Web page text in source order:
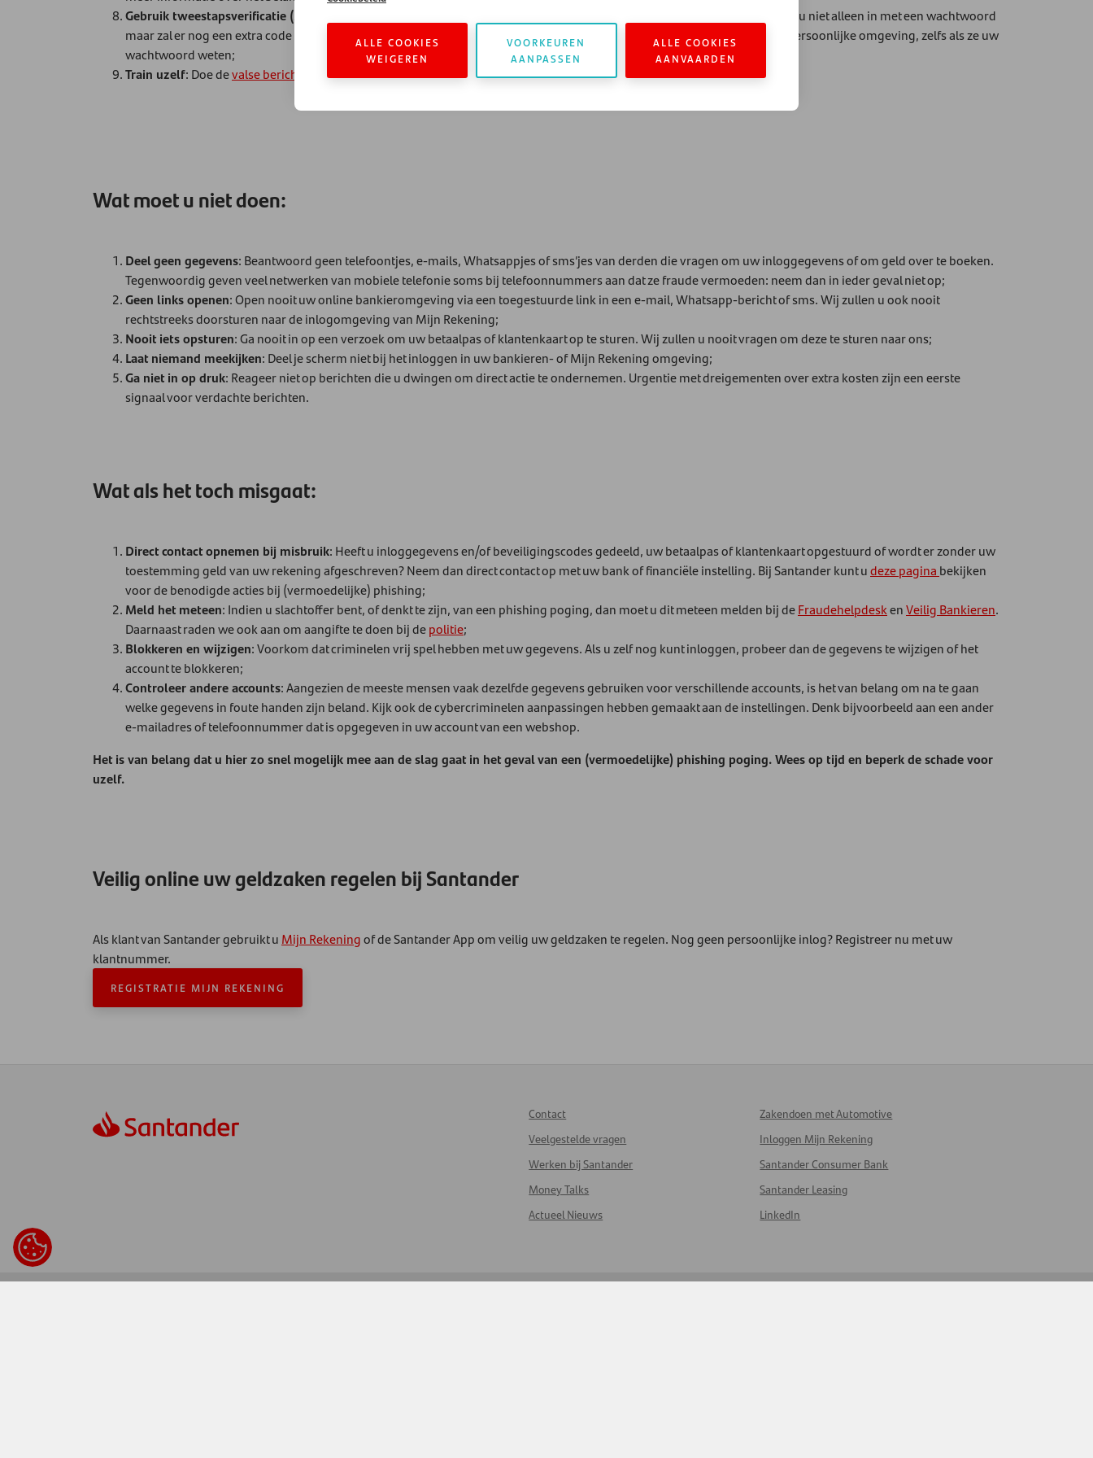
Gebruik tweestapsverificatie (2FA)
: Activeer waar mogelijk tweestapsverificatie voor uw bankomgeving en e-mail. Zo logt u niet alleen in met een wachtwoord
maar zal er nog een extra code of bevestiging nodig zijn. Op deze manier krijgen criminelen veel moeilijker toegang tot u persoonlijke omgeving, zelfs als ze uw
wachtwoord weten;
Train uzelf: Doe devalse berichtenquizvan de Fraudehelpdesk om uw alertheid te testen.
Wat moet u niet doen:
Deel geen gegevens: Beantwoord geen telefoontjes, e-mails, Whatsappjes of sms’jes van derden die vragen om uw inloggegevens of om geld over te boeken.
Tegenwoordig geven veel netwerken van mobiele telefonie soms bij telefoonnummers aan dat ze fraude vermoeden: neem dan in ieder geval niet op;
Geen links openen: Open nooit uw online bankieromgeving via een toegestuurde link in een e-mail, Whatsapp-bericht of sms. Wij zullen u ook nooit
rechtstreeks doorsturen naar de inlogomgeving van Mijn Rekening;
Nooit iets opsturen: Ga nooit in op een verzoek om uw betaalpas of klantenkaart op te sturen. Wij zullen u nooit vragen om deze te sturen naar ons;
Laat niemand meekijken: Deel je scherm niet bij het inloggen in uw bankieren- of Mijn Rekening omgeving;
Ga niet in op druk: Reageer niet op berichten die u dwingen om direct actie te ondernemen. Urgentie met dreigementen over extra kosten zijn een eerste
signaal voor verdachte berichten.
Wat als het toch misgaat:
Direct contact opnemen bij misbruik: Heeft u inloggegevens en/of beveiligingscodes gedeeld, uw betaalpas of klantenkaart opgestuurd of wordt er zonder uw
toestemming geld van uw rekening afgeschreven? Neem dan direct contact op met uw bank of financiële instelling. Bij Santander kunt udeze pagina bekijken
voor de benodigde acties bij (vermoedelijke) phishing;
Meld het meteen: Indien u slachtoffer bent, of denkt te zijn, van een phishing poging, dan moet u dit meteen melden bij deFraudehelpdeskenVeilig Bankieren.
Daarnaast raden we ook aan om aangifte te doen bij depolitie;
Blokkeren en wijzigen: Voorkom dat criminelen vrij spel hebben met uw gegevens. Als u zelf nog kunt inloggen, probeer dan de gegevens te wijzigen of het
account te blokkeren;
Controleer andere accounts: Aangezien de meeste mensen vaak dezelfde gegevens gebruiken voor verschillende accounts, is het van belang om na te gaan
welke gegevens in foute handen zijn beland. Kijk ook de cybercriminelen aanpassingen hebben gemaakt aan de instellingen. Denk bijvoorbeeld aan een ander
e-mailadres of telefoonnummer dat is opgegeven in uw account van een webshop.
Het is van belang dat u hier zo snel mogelijk mee aan de slag gaat in het geval van een (vermoedelijke) phishing poging. Wees op tijd en beperk de schade voor
uzelf.
Veilig online uw geldzaken regelen bij Santander
Als klant van Santander gebruikt u Mijn Rekeningof de Santander App om veilig uw geldzaken te regelen. Nog geen persoonlijke inlog? Registreer nu met uw
klantnummer.
REGISTRATIE MIJN REKENING
Contact
Veelgestelde vragen
Werken bij Santander
Money Talks
Actueel Nieuws
Zakendoen met Automotive
Inloggen Mijn Rekening
Santander Consumer Bank
Santander Leasing
LinkedIn
ALLE COOKIES
WEIGEREN
VOORKEUREN
AANPASSEN
ALLE COOKIES
AANVAARDEN